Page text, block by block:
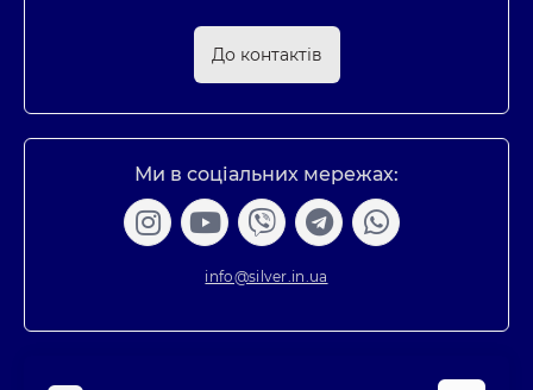
До контактів
Ми в соціальних мережах:
info@silver.in.ua